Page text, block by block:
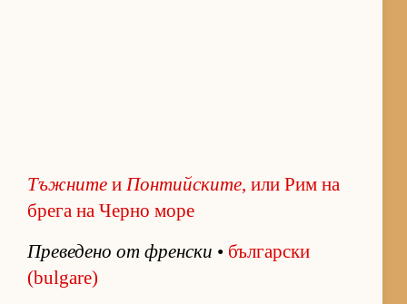
Тъжните и Понтийските, или Рим на
брега на Черно море
Пре­ве­дено от френ­ски • бъл­гар­ски
(bulgare)